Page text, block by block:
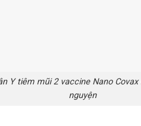
Y tiêm mũi 2 vaccine Nano
nguyện